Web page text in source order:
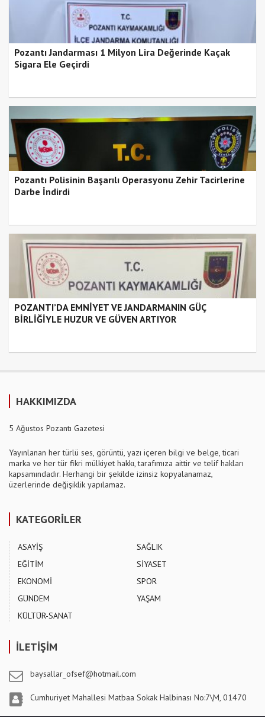
Pozantı Jandarması 1 Milyon Lira Değerinde Kaçak
Sigara Ele Geçirdi
Pozantı Polisinin Başarılı Operasyonu Zehir Tacirlerine
Darbe İndirdi
POZANTI’DA EMNİYET VE JANDARMANIN GÜÇ
BİRLİĞİYLE HUZUR VE GÜVEN ARTIYOR
HAKKIMIZDA
5 Ağustos Pozantı Gazetesi
Yayınlanan her türlü ses, görüntü, yazı içeren bilgi ve belge, ticari
marka ve her tür fikri mülkiyet hakkı, tarafımıza aittir ve telif hakları
kapsamındadır. Herhangi bir şekilde izinsiz kopyalanamaz,
üzerlerinde değişiklik yapılamaz.
KATEGORİLER
ASAYİŞ
EĞİTİM
EKONOMİ
GÜNDEM
KÜLTÜR-SANAT
SAĞLIK
SİYASET
SPOR
YAŞAM
İLETİŞİM
baysallar_ofsef@hotmail.com
Cumhuriyet Mahallesi Matbaa Sokak Halbinası No:7\M, 01470